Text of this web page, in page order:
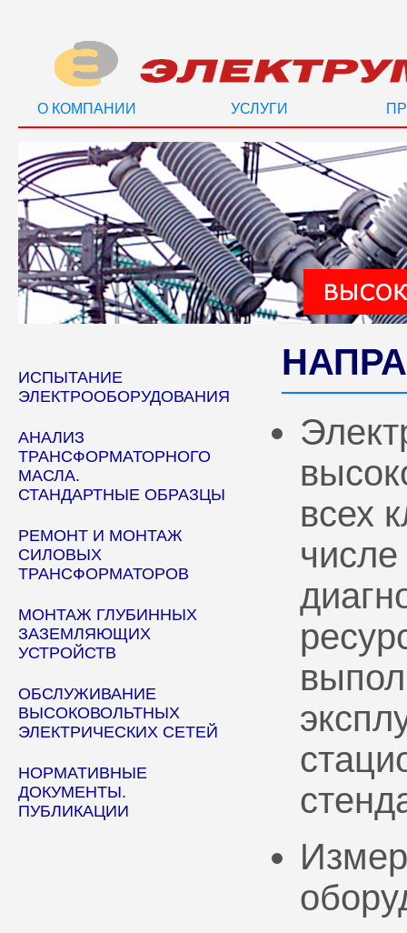
О КОМПАНИИ УСЛУГИ
ИСПЫТАНИЕ
ЭЛЕКТРООБОРУДОВАНИЯ
АНАЛИЗ
ТРАНСФОРМАТОРНОГО
МАСЛА.
СТАНДАРТНЫЕ ОБРАЗЦЫ
РЕМОНТ И МОНТАЖ
СИЛОВЫХ
ТРАНСФОРМАТОРОВ
МОНТАЖ ГЛУБИННЫХ
ЗАЗЕМЛЯЮЩИХ
УСТРОЙСТВ
ОБСЛУЖИВАНИЕ
ВЫСОКОВОЛЬТНЫХ
ЭЛЕКТРИЧЕСКИХ СЕТЕЙ
НОРМАТИВНЫЕ
ДОКУМЕНТЫ.
ПУБЛИКАЦИИ
всех